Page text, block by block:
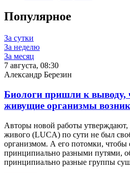
Популярное
За сутки
За неделю
За месяц
7 августа, 08:30
Александр Березин
Биологи пришли к выводу,
живущие организмы
Авторы новой работы утверждают,
живого (LUCA) по сути не был
организмом. А его потомки, чтобы
принципиально разными путями,
принципиально разные группы